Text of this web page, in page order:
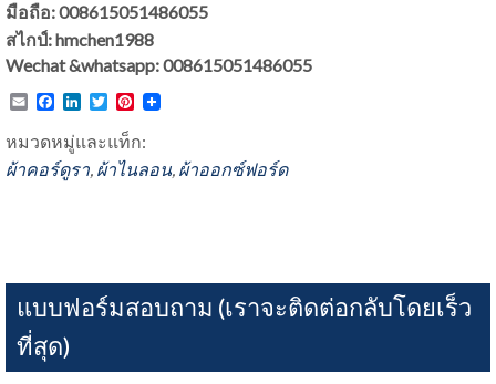
มือถือ: 008615051486055
สไกป์: hmchen1988
Wechat &whatsapp: 008615051486055
EmailFacebook
LinkedIn
TwitterPinterest
หมวดหมู่และแท็ก:
ผ้าคอร์ดูรา, ผ้าไนลอน, ผ้าออกซ์ฟอร์ด
แบบฟอร์มสอบถาม (เราจะติดต่อกลับโดยเร็ว
ที่สุด)